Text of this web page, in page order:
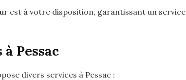
est à votre disposition, garantissant un service
Pessac
divers services à Pessac :